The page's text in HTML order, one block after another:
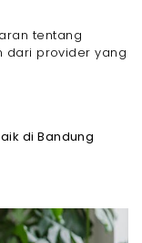
tentang
dari provider yang
di Bandung